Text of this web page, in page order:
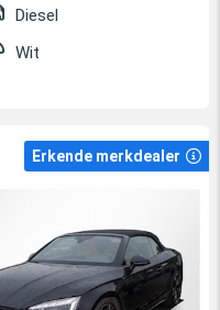
Diesel
Wit
Erkende merkdealer